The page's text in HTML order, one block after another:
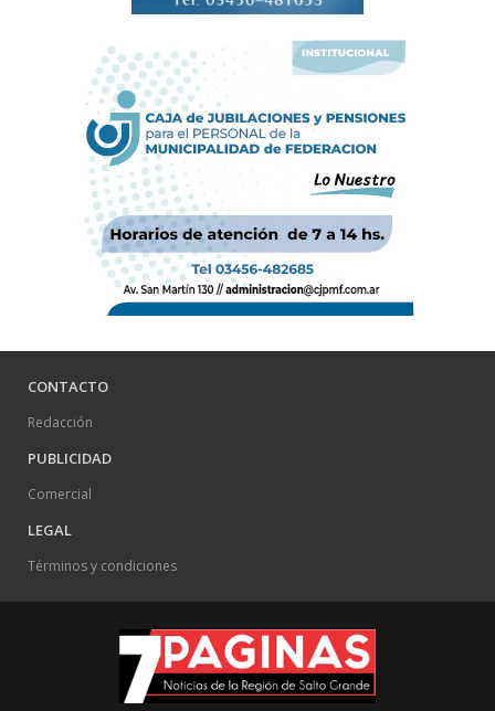
CONTACTO
Redacción
PUBLICIDAD
Comercial
LEGAL
Términos y condiciones